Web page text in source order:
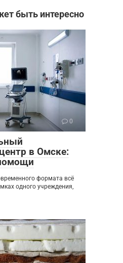
быть интересно
0
в Омске:
формата всё
одного учреждения,